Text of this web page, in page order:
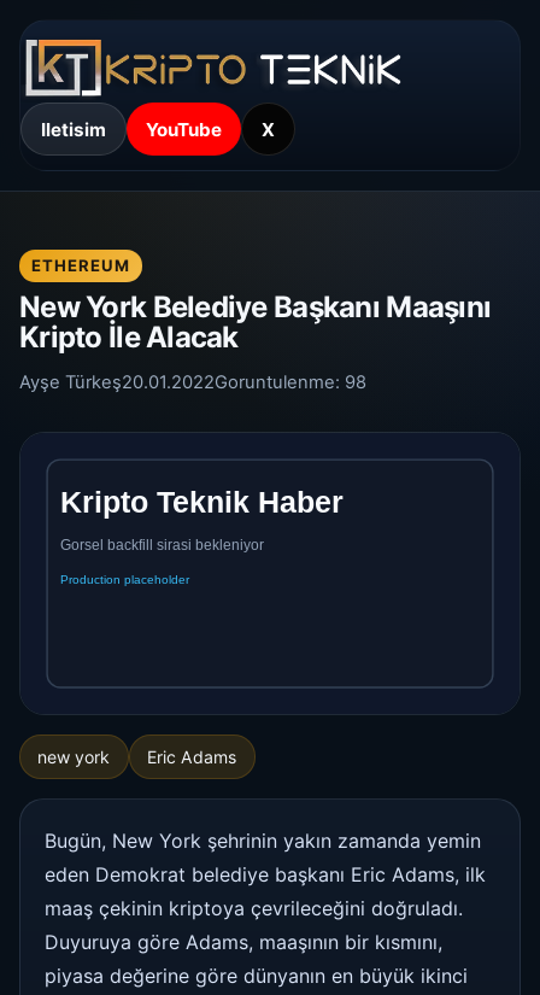
Iletisim YouTube X
ETHEREUM
New York Belediye Başkanı Maaşını
Kripto İle Alacak
Ayşe Türkeş20.01.2022Goruntulenme: 98
new york Eric Adams
Bugün, New York şehrinin yakın zamanda yemin
eden Demokrat belediye başkanı Eric Adams, ilk
maaş çekinin kriptoya çevrileceğini doğruladı.
Duyuruya göre Adams, maaşının bir kısmını,
piyasa değerine göre dünyanın en büyük ikinci